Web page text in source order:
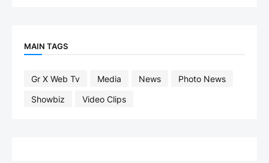
MAIN TAGS
Gr X Web Tv Media News
Photo News
Showbiz
Video Clips